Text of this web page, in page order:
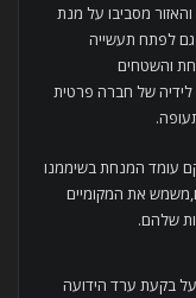
מסביבו על מנת
לפתח תעשייה
והשטחים
לידיה של חברה פרטית
עומד המנחת בשיממנו
1400 המטרים,משמש את המקומיים
שלהם.
בקעת ערד הידועה